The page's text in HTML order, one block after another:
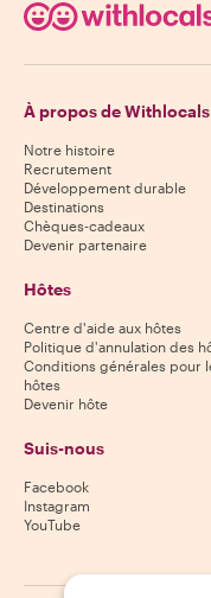
À propos de Withlocals
Notre histoire
Recrutement
Développement durable
Destinations
Chèques-cadeaux
Devenir partenaire
Hôtes
Centre d'aide aux hôtes
Politique d'annulation des
Conditions générales pour
hôtes
Devenir hôte
Suis-nous
Facebook
Instagram
YouTube